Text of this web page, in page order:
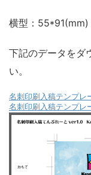
横型：
下記のデータをダ
い。
名刺印刷入稿テンプレ
名刺印刷入稿テンプレ